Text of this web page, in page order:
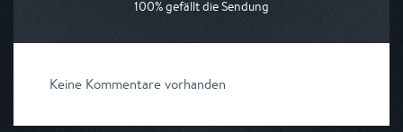
100% gefällt die Sendung
Keine Kommentare vorhanden